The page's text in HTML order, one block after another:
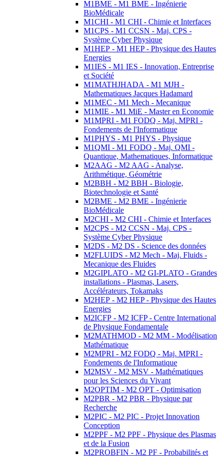
M1BME - M1 BME - Ingénierie
BioMédicale
M1CHI - M1 CHI - Chimie et Interfaces
M1CPS - M1 CCSN - Maj. CPS -
Système Cyber Physique
M1HEP - M1 HEP - Physique des Hautes
Energies
M1IES - M1 IES - Innovation, Entreprise
et Société
M1MATHJHADA - M1 MJH -
Mathematiques Jacques Hadamard
M1MEC - M1 Mech - Mecanique
M1MIE - M1 MiE - Master en Economie
M1MPRI - M1 FODQ - Maj. MPRI -
Fondements de l'Informatique
M1PHYS - M1 PHYS - Physique
M1QMI - M1 FODQ - Maj. QMI -
Quantique, Mathematiques, Informatique
M2AAG - M2 AAG - Analyse,
Arithmétique, Géométrie
M2BBH - M2 BBH - Biologie,
Biotechnologie et Santé
M2BME - M2 BME - Ingénierie
BioMédicale
M2CHI - M2 CHI - Chimie et Interfaces
M2CPS - M2 CCSN - Maj. CPS -
Système Cyber Physique
M2DS - M2 DS - Science des données
M2FLUIDS - M2 Mech - Maj. Fluids -
Mecanique des Fluides
M2GIPLATO - M2 GI-PLATO - Grandes
installations - Plasmas, Lasers,
Accélérateurs, Tokamaks
M2HEP - M2 HEP - Physique des Hautes
Energies
M2ICFP - M2 ICFP - Centre International
de Physique Fondamentale
M2MATHMOD - M2 MM - Modélisation
Mathématique
M2MPRI - M2 FODQ - Maj. MPRI -
Fondements de l'Informatique
M2MSV - M2 MSV - Mathématiques
pour les Sciences du Vivant
M2OPTIM - M2 OPT - Optimisation
M2PBR - M2 PBR - Physique par
Recherche
M2PIC - M2 PIC - Projet Innovation
Conception
M2PPF - M2 PPF - Physique des Plasmas
et de la Fusion
M2PROBFIN - M2 PF - Probabilités et